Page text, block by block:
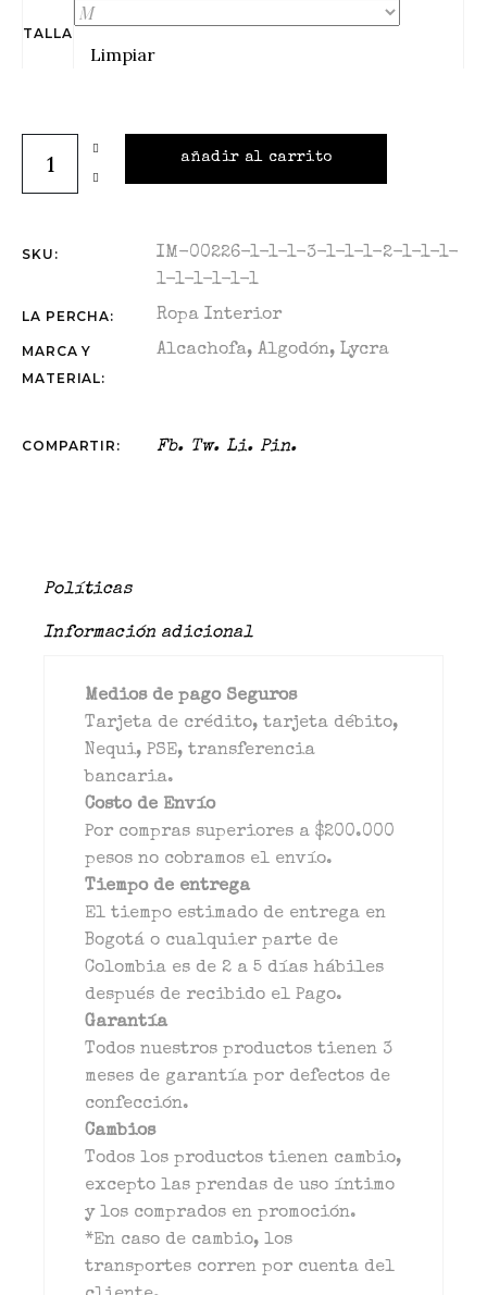
TALLA
Limpiar
añadir al carrito
SKU:
IM-00226-1-1-1-3-1-1-1-2-1-1-1-
1-1-1-1-1-1
LA PERCHA: Ropa Interior
MARCA Y
MATERIAL:
Alcachofa,Algodón,Lycra
COMPARTIR: Fb. Tw. Li. Pin.
Políticas
Información adicional
Medios de pago Seguros
Tarjeta de crédito, tarjeta débito,
Nequi, PSE, transferencia
bancaria.
Costo de Envío
Por compras superiores a $200.000
pesos no cobramos el envío.
Tiempo de entrega
El tiempo estimado de entrega en
Bogotá o cualquier parte de
Colombia es de 2 a 5 días hábiles
después de recibido el Pago.
Garantía
Todos nuestros productos tienen 3
meses de garantía por defectos de
confección.
Cambios
Todos los productos tienen cambio,
excepto las prendas de uso íntimo
y los comprados en promoción.
*En caso de cambio, los
transportes corren por cuenta del